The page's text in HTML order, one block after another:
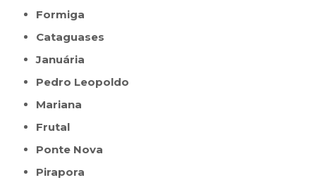
Formiga
Cataguases
Januária
Pedro Leopoldo
Mariana
Frutal
Ponte Nova
Pirapora